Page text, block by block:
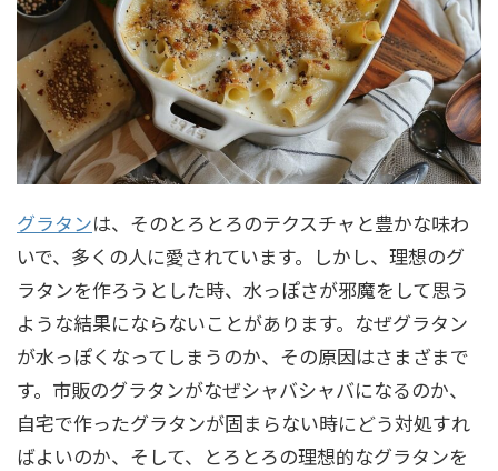
グラタンは、そのとろとろのテクスチャと豊かな味わ
いで、多くの人に愛されています。しかし、理想のグ
ラタンを作ろうとした時、水っぽさが邪魔をして思う
ような結果にならないことがあります。なぜグラタン
が水っぽくなってしまうのか、その原因はさまざまで
す。市販のグラタンがなぜシャバシャバになるのか、
自宅で作ったグラタンが固まらない時にどう対処すれ
ばよいのか、そして、とろとろの理想的なグラタンを